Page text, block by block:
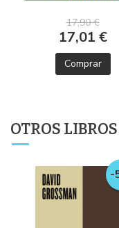
17,90 €
17,01 €
Comprar
OTROS
-